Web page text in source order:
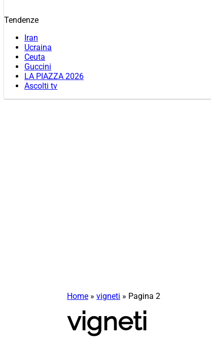
Tendenze
Iran
Ucraina
Ceuta
Guccini
LA PIAZZA 2026
Ascolti tv
Home » vigneti » Pagina 2
vigneti